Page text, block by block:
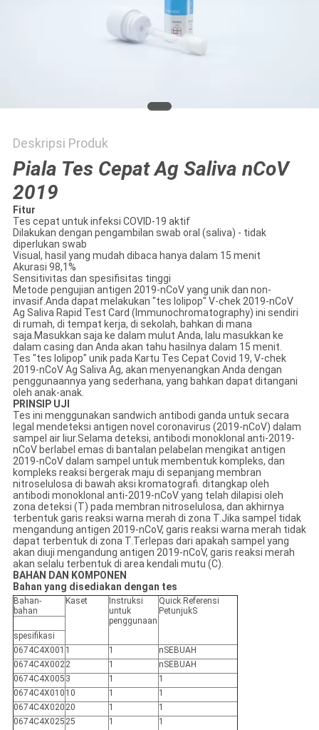
Deskripsi Produk
Piala Tes Cepat Ag Saliva nCoV
2019
Fitur
Tes cepat untuk infeksi COVID-19 aktif
Dilakukan dengan pengambilan swab oral (saliva) - tidak
diperlukan swab
Visual, hasil yang mudah dibaca hanya dalam 15 menit
Akurasi 98,1%
Sensitivitas dan spesifisitas tinggi
Metode pengujian antigen 2019-nCoV yang unik dan non-
invasif.Anda dapat melakukan "tes lolipop" V-chek 2019-nCoV
Ag Saliva Rapid Test Card (Immunochromatography) ini sendiri
di rumah, di tempat kerja, di sekolah, bahkan di mana
saja.Masukkan saja ke dalam mulut Anda, lalu masukkan ke
dalam casing dan Anda akan tahu hasilnya dalam 15 menit.
Tes "tes lolipop" unik pada Kartu Tes Cepat Covid 19, V-chek
2019-nCoV Ag Saliva Ag, akan menyenangkan Anda dengan
penggunaannya yang sederhana, yang bahkan dapat ditangani
oleh anak-anak.
PRINSIP UJI
Tes ini menggunakan sandwich antibodi ganda untuk secara
legal mendeteksi antigen novel coronavirus (2019-nCoV) dalam
sampel air liur.Selama deteksi, antibodi monoklonal anti-2019-
nCoV berlabel emas di bantalan pelabelan mengikat antigen
2019-nCoV dalam sampel untuk membentuk kompleks, dan
kompleks reaksi bergerak maju di sepanjang membran
nitroselulosa di bawah aksi kromatografi. ditangkap oleh
antibodi monoklonal anti-2019-nCoV yang telah dilapisi oleh
zona deteksi (T) pada membran nitroselulosa, dan akhirnya
terbentuk garis reaksi warna merah di zona T.Jika sampel tidak
mengandung antigen 2019-nCoV, garis reaksi warna merah tidak
dapat terbentuk di zona T.Terlepas dari apakah sampel yang
akan diuji mengandung antigen 2019-nCoV, garis reaksi merah
akan selalu terbentuk di area kendali mutu (C).
BAHAN DAN KOMPONEN
Bahan yang disediakan dengan tes
Bahan-
bahan
Kaset
Instruksi
untuk
penggunaan
Quick Referensi
PetunjukS
spesifikasi
0674C4X001 1 1 nSEBUAH
0674C4X0022 1 nSEBUAH
0674C4X005 3 1
1
0674C4X010 10 1
1
0674C4X020 20 1
1
0674C4X025 25 1 1